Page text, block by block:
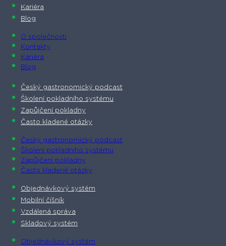
Kariéra
Blog
O společnosti​
Kontakty
Kariéra
Blog
Český gastronomický podcast​
Školení pokladního systému
Zapůjčení pokladny
Často kladené otázky
Český gastronomický podcast​
Školení pokladního systému
Zapůjčení pokladny
Často kladené otázky
Objednávkový systém
Mobilní číšník
Vzdálená správa
Skladový systém
Objednávkový systém